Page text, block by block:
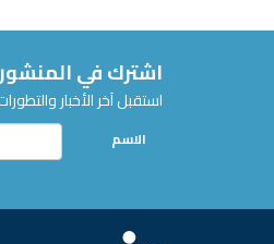
اشترك في المنشور
استقبل آخر الأخبار
الاسم